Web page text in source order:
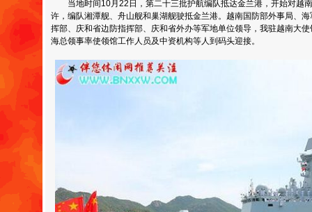
当地时间10月22日，第二十三批护航编队抵达金兰港，开始对越
许，编队湘潭舰、舟山舰和巢湖舰驶抵金兰港。越南国防部外事局、
挥部、庆和省边防指挥部、庆和省外办等军地单位领导，我驻越南大
海总领事率使领馆工作人员及中资机构等人到码头迎接。